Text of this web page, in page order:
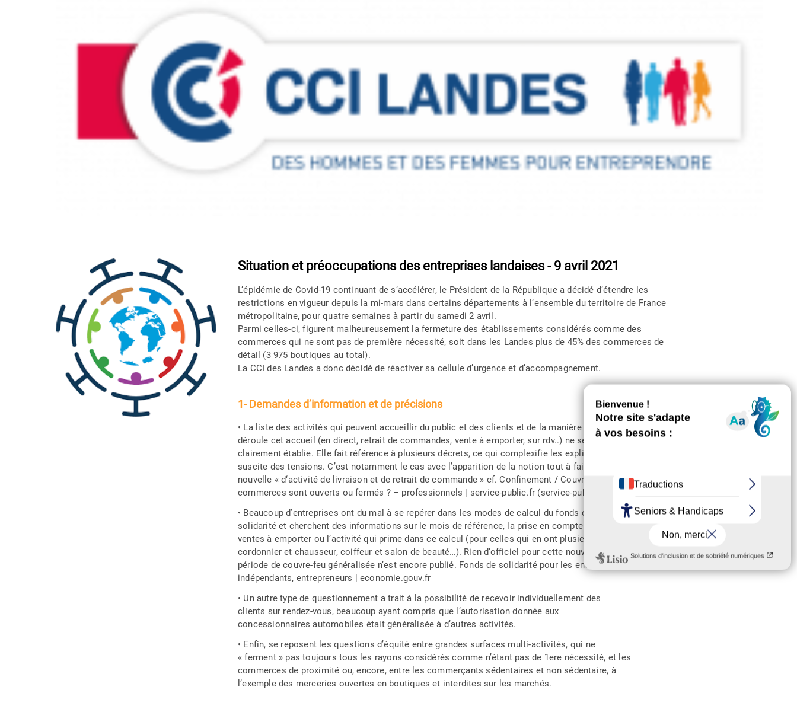
Situation et préoccupations des entreprises landaises - 9 avril 2021
L’épidémie de Covid-19 continuant de s’accélérer, le Président de la République a décidé d’étendre les
restrictions en vigueur depuis la mi-mars dans certains départements à l’ensemble du territoire de France
métropolitaine, pour quatre semaines à partir du samedi 2 avril.
Parmi celles-ci, figurent malheureusement la fermeture des établissements considérés comme des
commerces qui ne sont pas de première nécessité, soit dans les Landes plus de 45% des commerces de
détail (3 975 boutiques au total).
La CCI des Landes a donc décidé de réactiver sa cellule d’urgence et d’accompagnement.
1- Demandes d’information et de précisions
• La liste des activités qui peuvent accueillir du public et des clients et de la manière dont se
déroule cet accueil (en direct, retrait de commandes, vente à emporter, sur rdv..) ne semble pas
clairement établie. Elle fait référence à plusieurs décrets, ce qui complexifie les explications et
suscite des tensions. C’est notamment le cas avec l’apparition de la notion tout à fait
nouvelle « d‘activité de livraison et de retrait de commande » cf. Confinement / Couvre-feu : quels
commerces sont ouverts ou fermés ? – professionnels | service-public.fr (service-public.fr)
• Beaucoup d’entreprises ont du mal à se repérer dans les modes de calcul du fonds de
solidarité et cherchent des informations sur le mois de référence, la prise en compte ou pas des
ventes à emporter ou l’activité qui prime dans ce calcul (pour celles qui en ont plusieurs
cordonnier et chausseur, coiffeur et salon de beauté…). Rien d’officiel pour cette nouvelle
période de couvre-feu généralisée n’est encore publié. Fonds de solidarité pour les entreprises,
indépendants, entrepreneurs | economie.gouv.fr
• Un autre type de questionnement a trait à la possibilité de recevoir individuellement des
clients sur rendez-vous, beaucoup ayant compris que l’autorisation donnée aux
concessionnaires automobiles était généralisée à d’autres activités.
• Enfin, se reposent les questions d’équité entre grandes surfaces multi-activités, qui ne
« ferment » pas toujours tous les rayons considérés comme n’étant pas de 1ere nécessité, et les
commerces de proximité ou, encore, entre les commerçants sédentaires et non sédentaire, à
l’exemple des merceries ouvertes en boutiques et interdites sur les marchés.